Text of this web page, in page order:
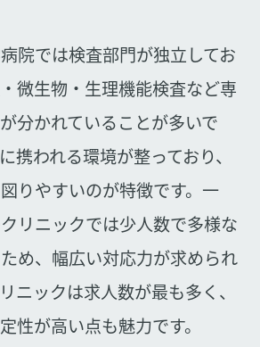
院では検査部門が独立してお
微生物・生理機能検査など専
分かれていることが多いで
携われる環境が整っており、
りやすいのが特徴です。一
リニックでは少人数で多様な
め、幅広い対応力が求められ
ニックは求人数が最も多く、
性が高い点も魅力です。